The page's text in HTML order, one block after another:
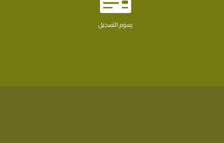
رسوم التسجيل